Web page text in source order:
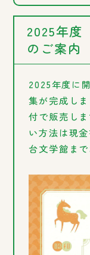
2025年
のご案内
2025年度に
集が完成しま
付で販売し
い方法は現
台文学館ま